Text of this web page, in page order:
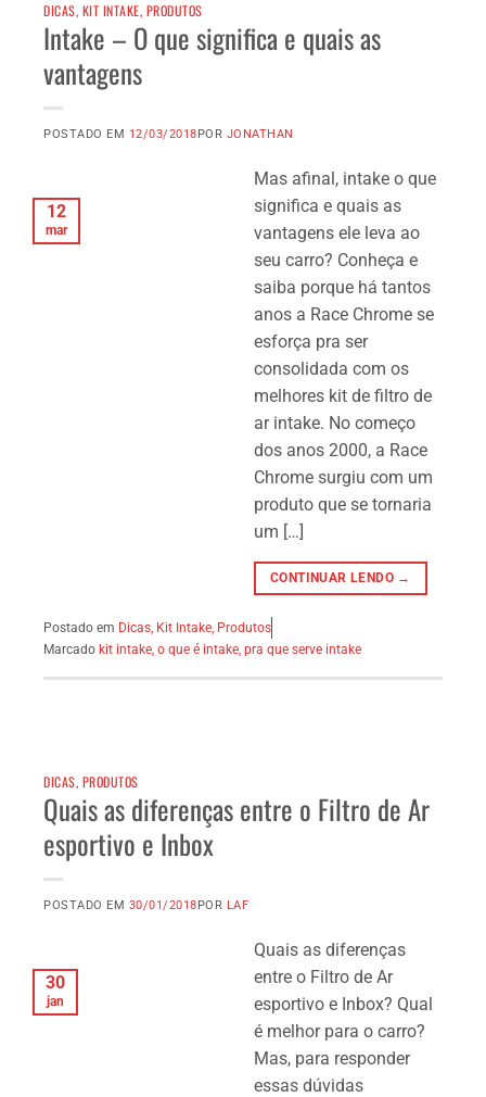
DICAS, KIT INTAKE, PRODUTOS
Intake – O que significa e quais as
vantagens
POSTADO EM 12/03/2018 POR JONATHAN
12
mar
Mas afinal, intake o que
significa e quais as
vantagens ele leva ao
seu carro? Conheça e
saiba porque há tantos
anos a Race Chrome se
esforça pra ser
consolidada com os
melhores kit de filtro de
ar intake. No começo
dos anos 2000, a Race
Chrome surgiu com um
produto que se tornaria
um […]
CONTINUAR LENDO →
Postado em Dicas Kit Intake Produtos
Marcado kit intake o que é intake pra que serve intake
DICAS, PRODUTOS
Quais as diferenças entre o Filtro de Ar
esportivo e Inbox
POSTADO EM 30/01/2018POR LAF
30
jan
Quais as diferenças
entre o Filtro de Ar
esportivo e Inbox? Qual
é melhor para o carro?
Mas, para responder
essas dúvidas